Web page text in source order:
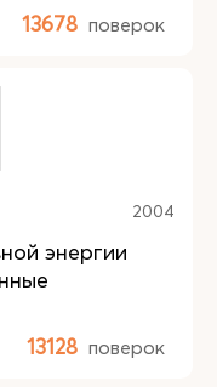
13678 поверок
2004
энергии
13128 поверок